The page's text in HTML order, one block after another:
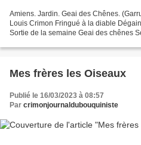
Amiens. Jardin. Geai des Chênes.
Louis Crimon Fringué à la diable
Sortie de la semaine Geai des chênes
Mes frères les Oiseaux
Publié le 16/03/2023 à 08:57
Par crimonjournaldubouquiniste